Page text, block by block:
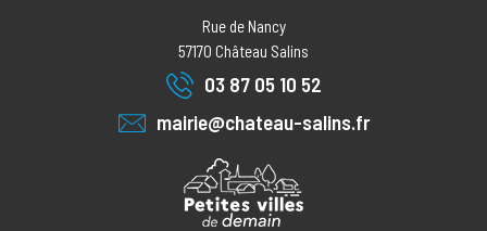
Rue de Nancy
57170 Château Salins
03 87 05 10 52
mairie@chateau-salins.fr